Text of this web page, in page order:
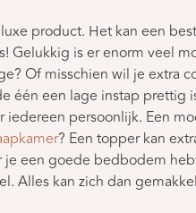
product. Het kan een
Gelukkig is er enorm veel
Of misschien wil je extra
één een lage instap
iedereen persoonlijk. Een
? Een topper kan
je een goede bedbodem
Alles kan zich dan